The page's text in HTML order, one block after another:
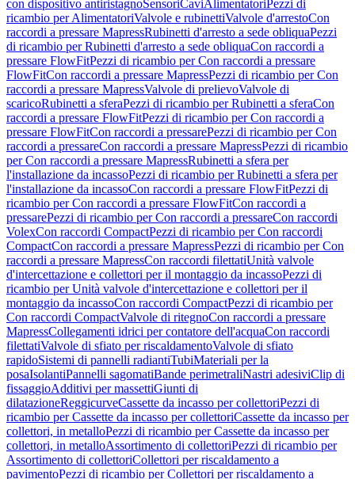
con dispositivo antiristagnoSensoriCaviAlimentatori Pezzi di
ricambio per AlimentatoriValvole e rubinettiValvole d'arrestoCon
raccordi a pressare MapressRubinetti d'arresto a sede obliquaPezzi
di ricambio per Rubinetti d'arresto a sede obliquaCon raccordi a
pressare FlowFitPezzi di ricambio per Con raccordi a pressare
FlowFitCon raccordi a pressare MapressPezzi di ricambio per Con
raccordi a pressare MapressValvole di prelievoValvole di
scaricoRubinetti a sferaPezzi di ricambio per Rubinetti a sferaCon
raccordi a pressare FlowFitPezzi di ricambio per Con raccordi a
pressare FlowFitCon raccordi a pressarePezzi di ricambio per Con
raccordi a pressareCon raccordi a pressare MapressPezzi di ricambio
per Con raccordi a pressare MapressRubinetti a sfera per
l'installazione da incassoPezzi di ricambio per Rubinetti a sfera per
l'installazione da incassoCon raccordi a pressare FlowFitPezzi di
ricambio per Con raccordi a pressare FlowFitCon raccordi a
pressarePezzi di ricambio per Con raccordi a pressareCon raccordi
VolexCon raccordi CompactPezzi di ricambio per Con raccordi
CompactCon raccordi a pressare MapressPezzi di ricambio per Con
raccordi a pressare MapressCon raccordi filettatiUnità valvole
d'intercettazione e collettori per il montaggio da incassoPezzi di
ricambio per Unità valvole d'intercettazione e collettori per il
montaggio da incassoCon raccordi CompactPezzi di ricambio per
Con raccordi CompactValvole di ritegnoCon raccordi a pressare
MapressCollegamenti idrici per contatore dell'acquaCon raccordi
filettatiValvole di sfiato per riscaldamentoValvole di sfiato
rapidoSistemi di pannelli radiantiTubiMateriali per la
posaIsolantiPannelli sagomatiBande perimetraliNastri adesiviClip di
fissaggioAdditivi per massettiGiunti di
dilatazioneReggicurveCassette da incasso per collettoriPezzi di
ricambio per Cassette da incasso per collettoriCassette da incasso per
collettori, in metalloPezzi di ricambio per Cassette da incasso per
collettori, in metalloAssortimento di collettoriPezzi di ricambio per
Assortimento di collettoriCollettori per riscaldamento a
pavimentoPezzi di ricambio per Collettori per riscaldamento a